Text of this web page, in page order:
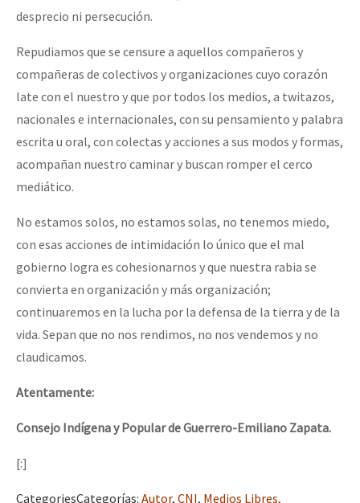
desprecio ni persecución.
Repudiamos que se censure a aquellos compañeros y
compañeras de colectivos y organizaciones cuyo corazón
late con el nuestro y que por todos los medios, a twitazos,
nacionales e internacionales, con su pensamiento y palabra
escrita u oral, con colectas y acciones a sus modos y formas,
acompañan nuestro caminar y buscan romper el cerco
mediático.
No estamos solos, no estamos solas, no tenemos miedo,
con esas acciones de intimidación lo único que el mal
gobierno logra es cohesionarnos y que nuestra rabia se
convierta en organización y más organización;
continuaremos en la lucha por la defensa de la tierra y de la
vida. Sepan que no nos rendimos, no nos vendemos y no
claudicamos.
Atentamente:
Consejo Indígena y Popular de Guerrero-Emiliano Zapata.
[:]
CategoriesCategorías: Autor, CNI, Medios Libres,